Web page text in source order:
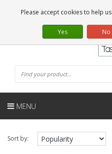
EN
MENU
Sort by:
Please accept cookies to help
Yes No